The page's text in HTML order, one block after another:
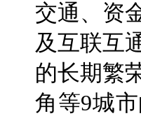
交通、资
及互联互
的长期繁
角等9城